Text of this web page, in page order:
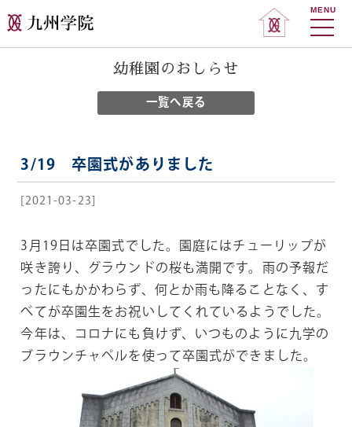
MENU
幼稚園のおしらせ
一覧へ戻る
3/19 卒園式がありました
[2021-03-23]
3月19日は卒園式でした。園庭にはチューリップが
咲き誇り、グラウンドの桜も満開です。雨の予報だ
ったにもかかわらず、何とか雨も降ることなく、す
べてが卒園生をお祝いしてくれているようでした。
今年は、コロナにも負けず、いつものように九学の
ブラウンチャペルを使って卒園式ができました。